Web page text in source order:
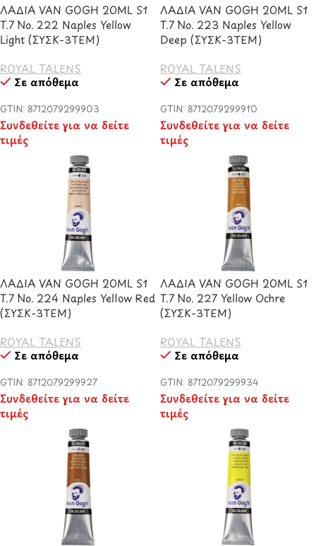
ΛΑΔΙΑ VAN GOGH 20ML S1
T.7 No. 222 Naples Yellow
Light (ΣΥΣΚ-3ΤΕΜ)
ROYAL TALENS
Σε απόθεμα
GTIN: 8712079299903
Συνδεθείτε για να δείτε
τιμές
ΛΑΔΙΑ VAN GOGH 20ML S1
T.7 No. 223 Naples Yellow
Deep (ΣΥΣΚ-3ΤΕΜ)
ROYAL TALENS
Σε απόθεμα
GTIN: 8712079299910
Συνδεθείτε για να δείτε
τιμές
ΛΑΔΙΑ VAN GOGH 20ML S1
T.7 No. 224 Naples Yellow Red
(ΣΥΣΚ-3ΤΕΜ)
ROYAL TALENS
Σε απόθεμα
GTIN: 8712079299927
Συνδεθείτε για να δείτε
τιμές
ΛΑΔΙΑ VAN GOGH 20ML S1
T.7 No. 227 Yellow Ochre
(ΣΥΣΚ-3ΤΕΜ)
ROYAL TALENS
Σε απόθεμα
GTIN: 8712079299934
Συνδεθείτε για να δείτε
τιμές